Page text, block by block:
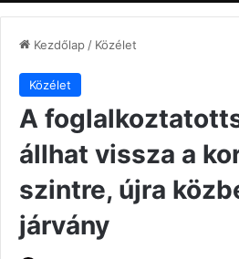
Kezdőlap/ Közélet
Közélet
A
állhat vissza a
szintre, újra
járvány